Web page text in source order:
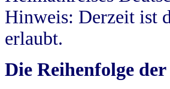
Hinweis: Derzeit ist
erlaubt.
Die Reihenfolge